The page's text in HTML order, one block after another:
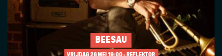
BÉESAU
VRIJDAG 26 MEI 19:00 - REFLEKTOR